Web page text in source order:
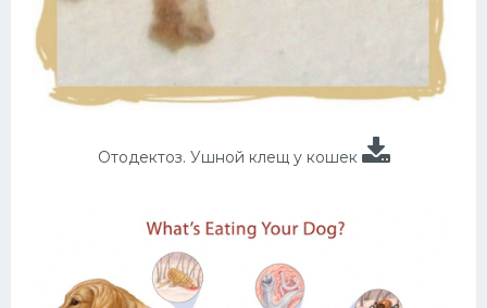
Отодектоз. Ушной клещ у кошек